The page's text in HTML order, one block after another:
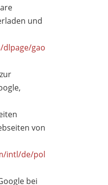
und
gao
von
intl/de/pol
bei